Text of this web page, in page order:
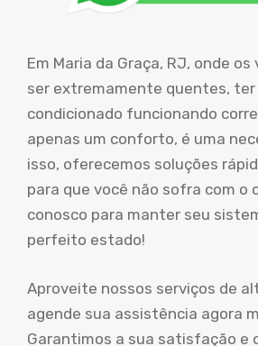
Em Maria da Graça, RJ, onde
ser extremamente quentes, ter
condicionado funcionando
apenas um conforto, é uma
isso, oferecemos soluções
para que você não sofra com o
conosco para manter seu
perfeito estado!
Aproveite nossos serviços de
agende sua assistência agora
Garantimos a sua satisfação e